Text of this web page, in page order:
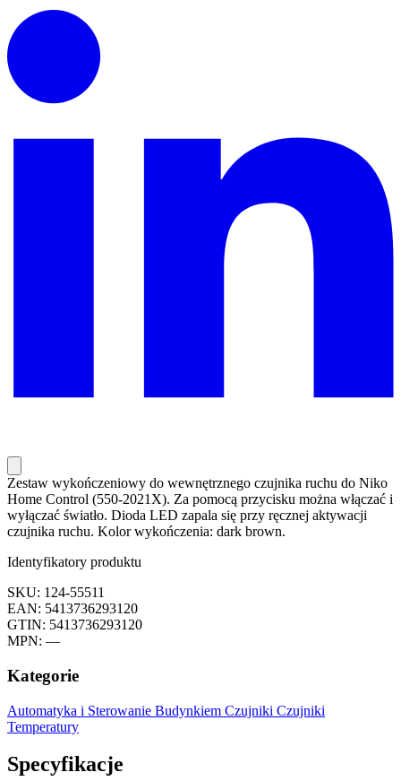
Zestaw wykończeniowy do wewnętrznego czujnika ruchu do Niko
Home Control (550-2021X). Za pomocą przycisku można włączać i
wyłączać światło. Dioda LED zapala się przy ręcznej aktywacji
czujnika ruchu. Kolor wykończenia: dark brown.
Identyfikatory produktu
SKU: 124-55511
EAN: 5413736293120
GTIN: 5413736293120
MPN: —
Kategorie
Automatyka i Sterowanie Budynkiem Czujniki Czujniki
Temperatury
Specyfikacje